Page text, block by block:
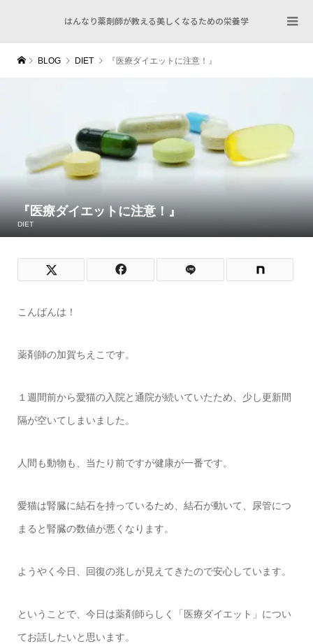
はんなり薬剤師が教える美しくなるための栄養学
BLOG DIET 『医療ダイエットに注意！』
『医療ダイエットに注意！』
DIET
こんばんは！
薬剤師の加賀ちえこです。
１週間前から愛猫の入院と通院が続いていたため、少し更新間
隔が空いてしまいました。
人間も動物も、当たり前ですが健康が一番です。
愛猫は腎臓に結石を持っているため、結石が動いて、尿管につ
まると腎臓の数値が悪くなります。
ようやく今日、回復の兆しが見えてきたので安心しています。
ということで、今日は薬剤師らしく「医療ダイエット」につい
てお話したいと思います。